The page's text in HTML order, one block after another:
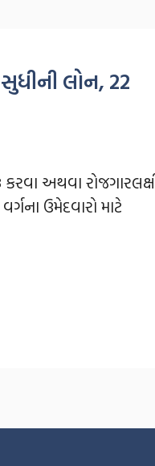
લોન, 22
અથવા
ઉમેદવારો માટે